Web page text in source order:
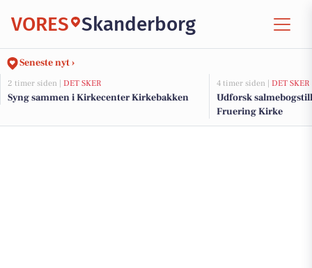
VORES Skanderborg
Seneste nyt ›
2 timer siden | DET SKER
Syng sammen i Kirkecenter Kirkebakken
4 timer siden | DET SKER
Udforsk
Fruering Kirke